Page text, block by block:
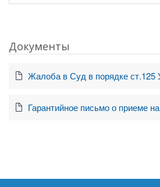
Документы
Жалоба в Суд в порядке
Гарантийное письмо о приеме